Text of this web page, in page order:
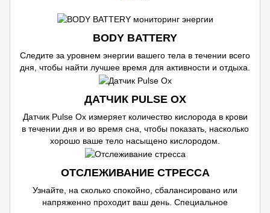
BODY BATTERY
Следите за уровнем энергии вашего тела в течении всего
дня, чтобы найти лучшее время для активности и отдыха.
ДАТЧИК PULSE OX
Датчик Pulse Ox измеряет количество кислорода в крови
в течении дня и во время сна, чтобы показать, насколько
хорошо ваше тело насыщено кислородом.
ОТСЛЕЖИВАНИЕ СТРЕССА
Узнайте, на сколько спокойно, сбалансировано или
напряженно проходит ваш день. Специальное